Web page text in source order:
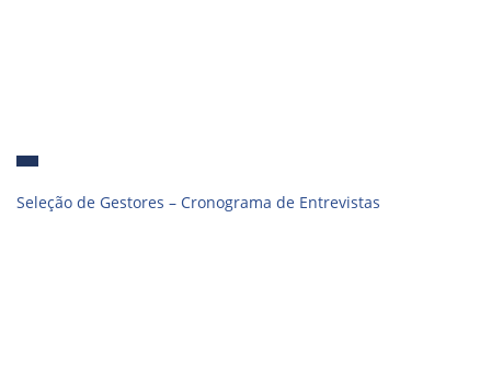
Seleção de Gestores – Cronograma de Entrevistas